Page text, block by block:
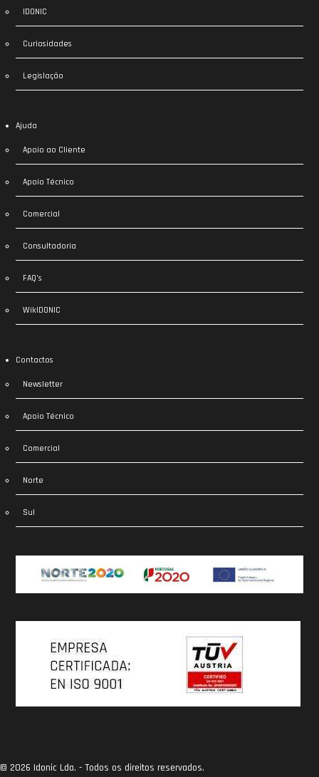
IDONIC
Curiosidades
Legislação
Ajuda
Apoio ao Cliente
Apoio Técnico
Comercial
Consultadoria
FAQ’s
WikIDONIC
Contactos
Newsletter
Apoio Técnico
Comercial
Norte
Sul
© 2026 Idonic Lda. - Todos os direitos reservados.